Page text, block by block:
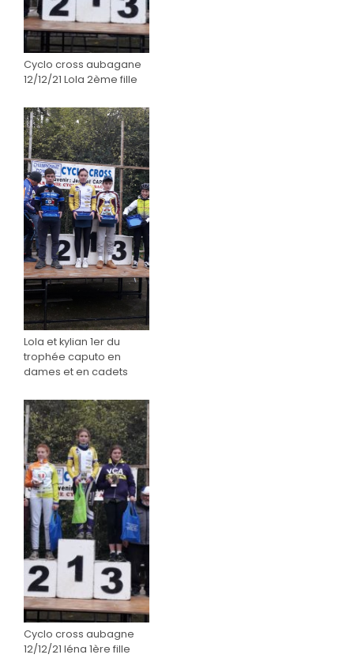
Cyclo cross aubagane
12/12/21 Lola 2ème fille
Lola et kylian 1er du
trophée caputo en
dames et en cadets
Cyclo cross aubagne
12/12/21 léna 1ère fille